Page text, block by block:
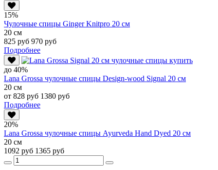
15%
Чулочные спицы Ginger Knitpro 20 см
20 см
825 руб 970 руб
Подробнее
до 40%
Lana Grossa чулочные спицы Design-wood Signal 20 см
20 см
от 828 руб 1380 руб
Подробнее
20%
Lana Grossa чулочные спицы Ayurveda Hand Dyed 20 см
20 см
1092 руб 1365 руб